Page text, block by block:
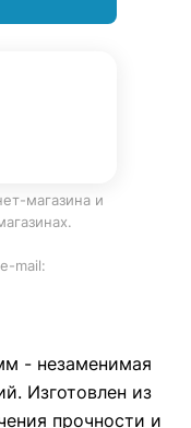
магазина и
mail:
- незаменимая
Изготовлен из
прочности и